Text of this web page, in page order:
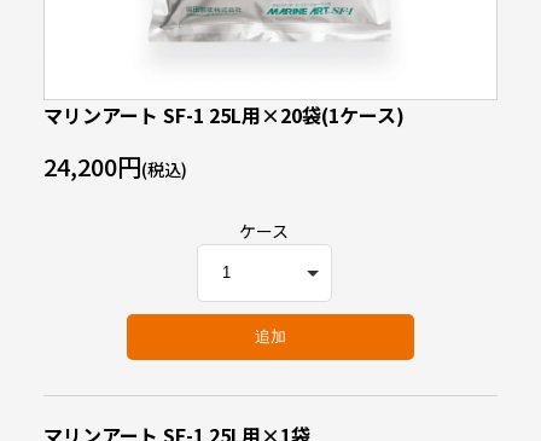
マリンアート SF-1 25L用×20袋(1ケース)
24,200円(税込)
ケース
追加
マリンアート SF-1 25L用×1袋